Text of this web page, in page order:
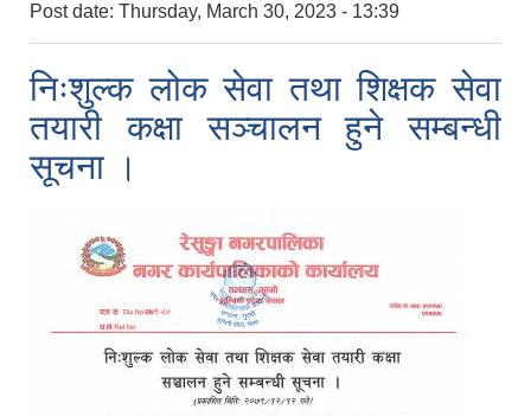
Post date: Thursday, March 30, 2023 - 13:39
निःशुल्क लोक सेवा तथा शिक्षक सेवा
तयारी कक्षा सञ्चालन हुने सम्बन्धी
सूचना ।